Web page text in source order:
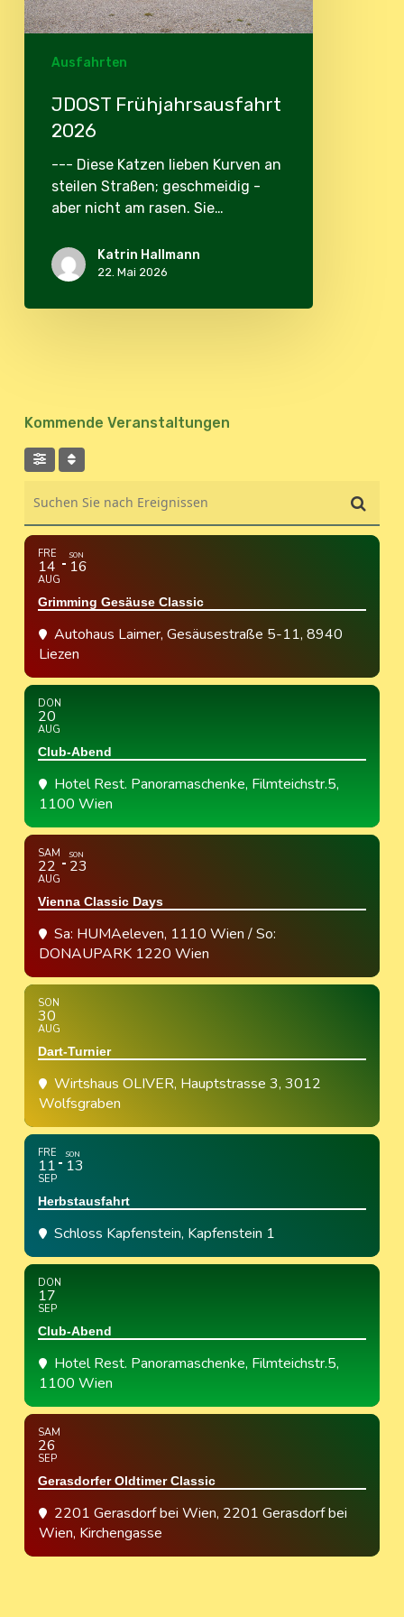
Ausfahrten
JDOST Frühjahrsausfahrt
2026
--- Diese Katzen lieben Kurven an
steilen Straßen; geschmeidig -
aber nicht am rasen. Sie…
Katrin Hallmann
22. Mai 2026
Kommende Veranstaltungen
FRE
14
AUG
SON
16
Grimming Gesäuse Classic
Autohaus Laimer, Gesäusestraße 5-11, 8940
Liezen
DON
20
AUG
Club-Abend
Hotel Rest. Panoramaschenke, Filmteichstr.5,
1100 Wien
SAM
22
AUG
SON
23
Vienna Classic Days
Sa: HUMAeleven, 1110 Wien / So:
DONAUPARK 1220 Wien
SON
30
AUG
Dart-Turnier
Wirtshaus OLIVER, Hauptstrasse 3, 3012
Wolfsgraben
FRE
11
SEP
SON
13
Herbstausfahrt
Schloss Kapfenstein, Kapfenstein 1
DON
17
SEP
Club-Abend
Hotel Rest. Panoramaschenke, Filmteichstr.5,
1100 Wien
SAM
26
SEP
Gerasdorfer Oldtimer Classic
2201 Gerasdorf bei Wien, 2201 Gerasdorf bei
Wien, Kirchengasse